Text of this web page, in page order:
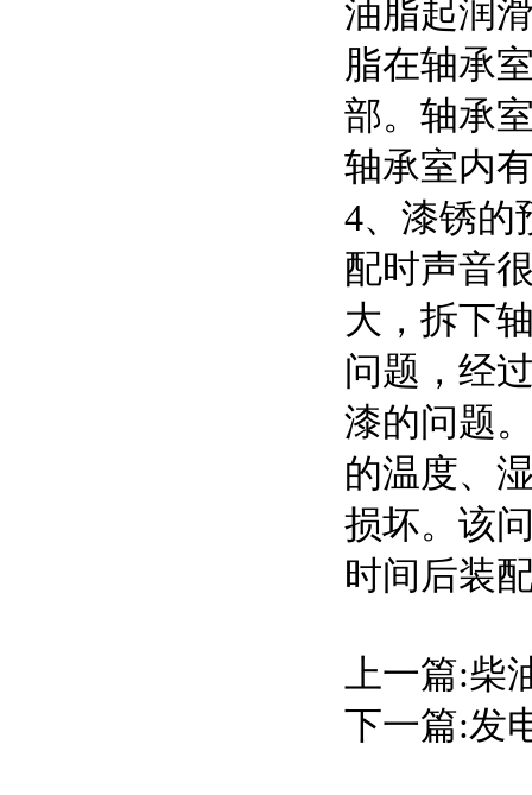
油脂起润
脂在轴承
部。轴承
轴承室内
4、漆锈的
配时声音
大，拆下
问题，经
漆的问题
的温度、
损坏。该
时间后装
上一篇:柴
下一篇:发